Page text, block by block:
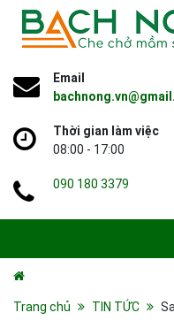
Email
Thời gian làm việc
08:00 - 17:00
090 180 3379
Trang chủ TIN TỨC